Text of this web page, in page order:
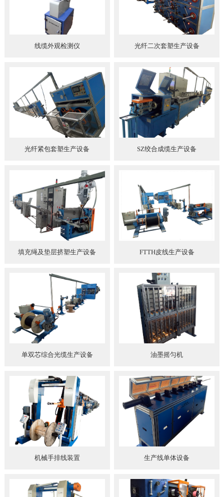
线缆外观检测仪 光纤二次套塑生产设备
光纤紧包套塑生产设备 SZ绞合成缆生产设备
填充绳及垫层挤塑生产设备 FTTH皮线生产设备
单双芯综合光缆生产设备 油墨摇匀机
机械手排线装置 生产线单体设备